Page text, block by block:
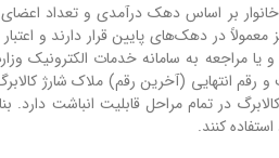
خانوار بر اساس دهک درآمدی و تعداد
در دهک‌های پایین قرار دارند و
در تمام مراحل قابلیت انباشت دارد.
کنند.